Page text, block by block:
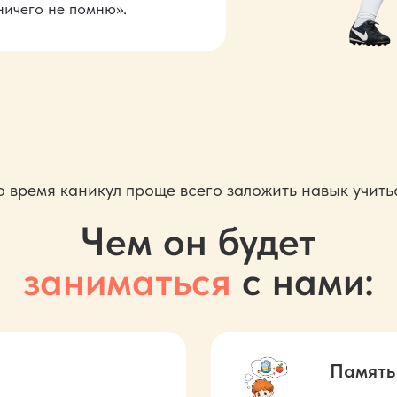
не помню».
Чем он будет
заниматься с нами:
время каникул проще всего заложить навык
Память